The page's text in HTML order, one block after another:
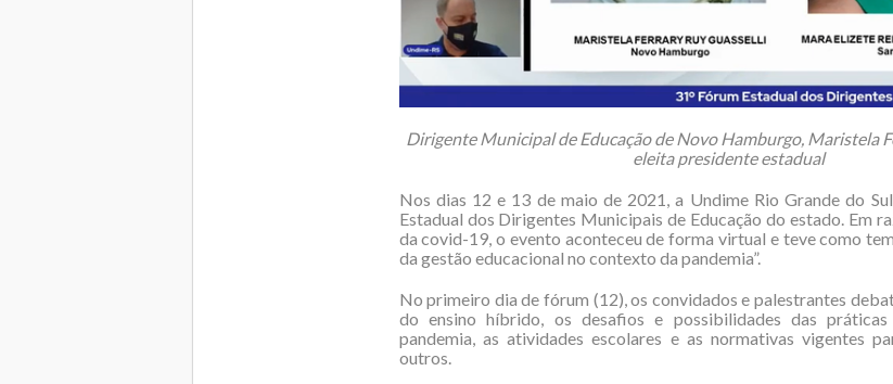
Dirigente Municipal de Educação de Novo Hamburgo, Maristela
eleita presidente estadual
Nos dias 12 e 13 de maio de 2021, a Undime Rio Grande do
Estadual dos Dirigentes Municipais de Educação do estado. Em
da covid-19, o evento aconteceu de forma virtual e teve como
da gestão educacional no contexto da pandemia”.
No primeiro dia de fórum (12), os convidados e palestrantes
do ensino híbrido, os desafios e possibilidades das
pandemia, as atividades escolares e as normativas vigentes
outros.